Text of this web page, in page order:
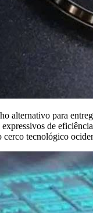
alternativo para
de
cerco tecnológico